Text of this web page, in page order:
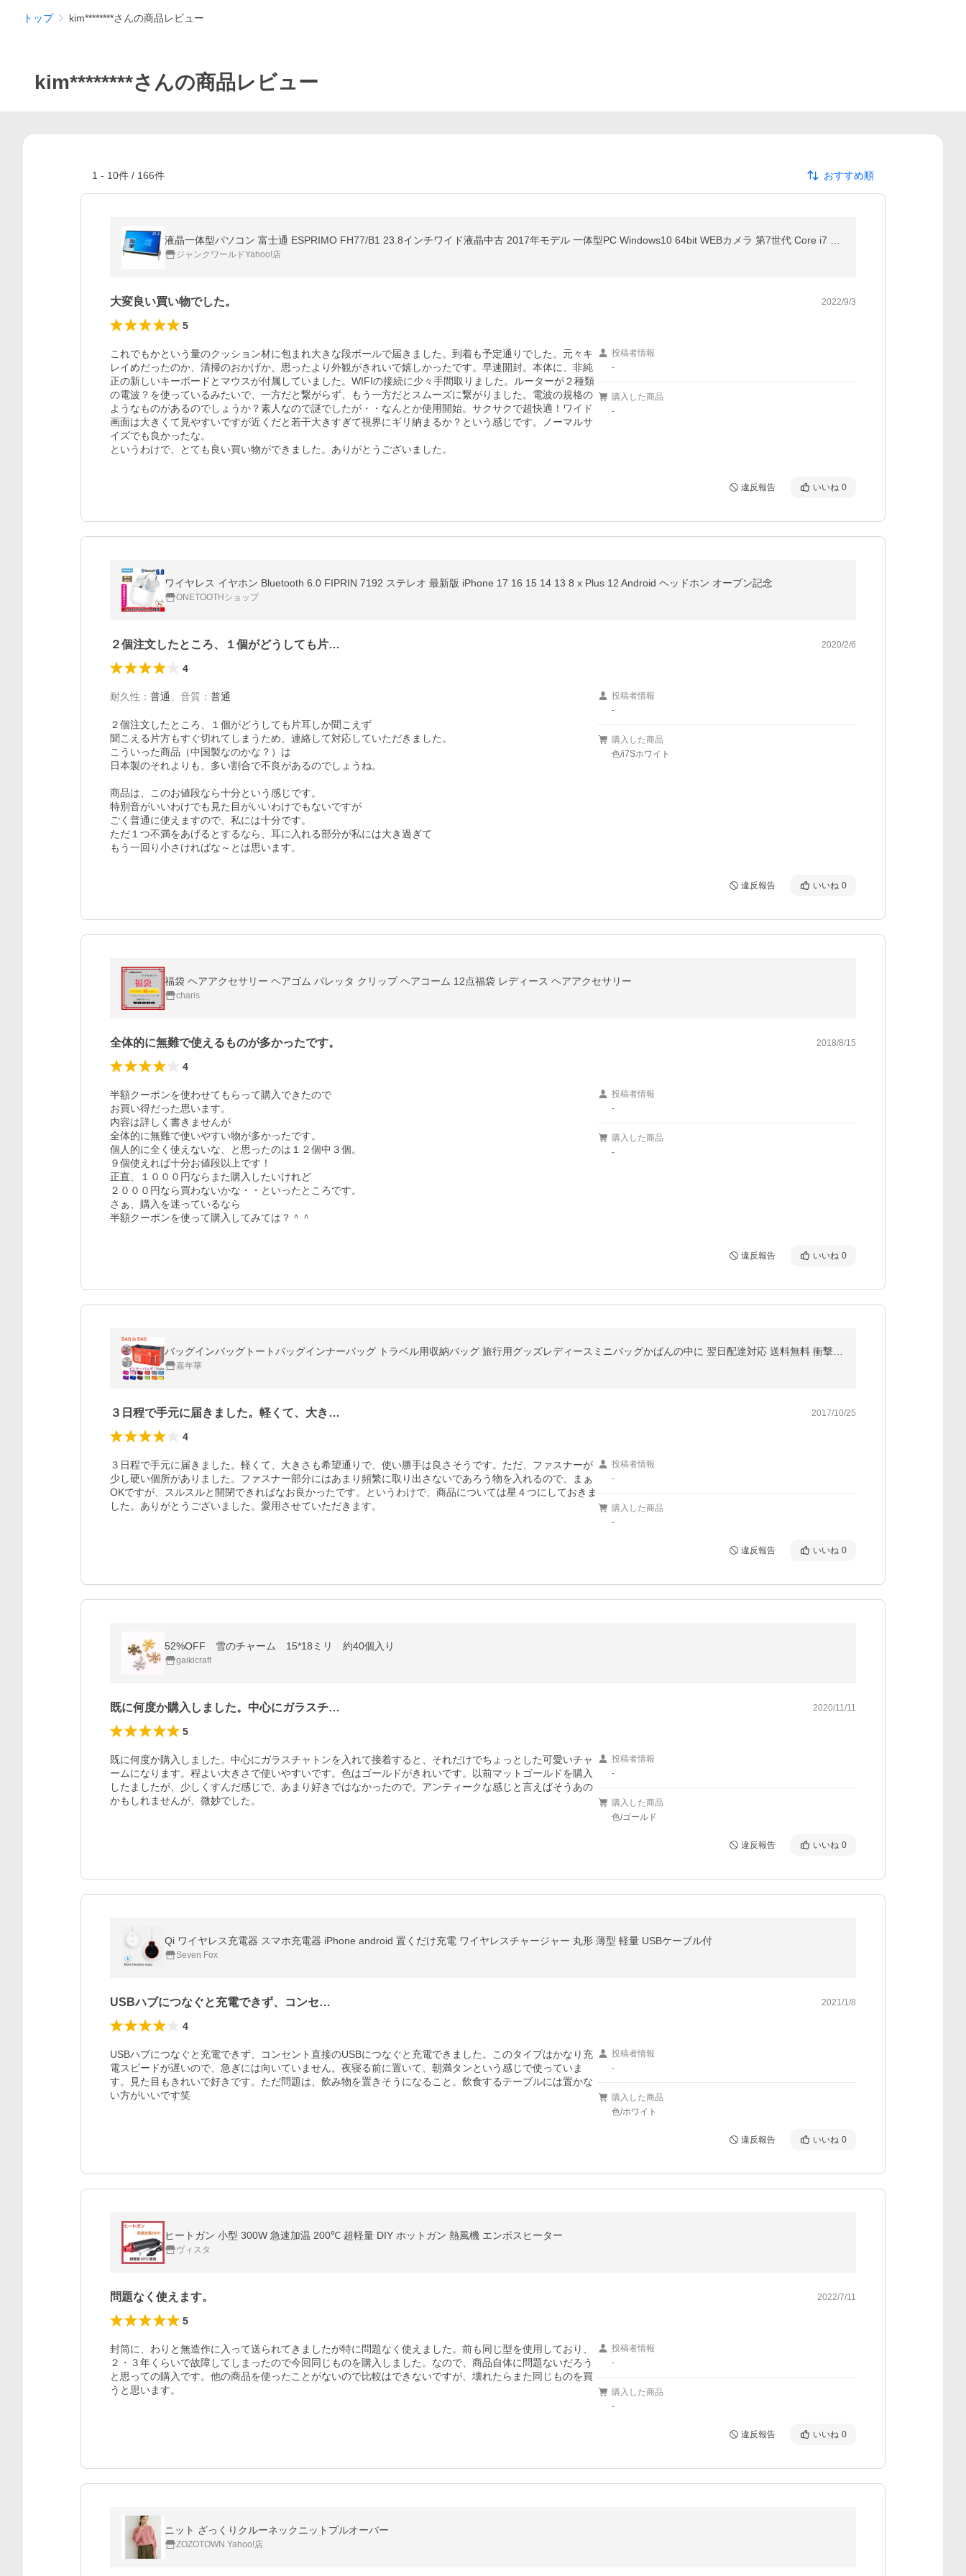
トップ kim********さんの商品レビュー
kim********さんの商品レビュー
1 - 10件 / 166件 おすすめ順
ジャンクワールドYahoo!店
大変良い買い物でした。 2022/9/3
5
これでもかという量のクッション材に包まれ大きな段ボールで届きました。到着も予定通りでした。元々キ
レイめだったのか、清掃のおかげか、思ったより外観がきれいで嬉しかったです。早速開封。本体に、非純
正の新しいキーボードとマウスが付属していました。WIFIの接続に少々手間取りました。ルーターが２種類
の電波？を使っているみたいで、一方だと繋がらず、もう一方だとスムーズに繋がりました。電波の規格の
ようなものがあるのでしょうか？素人なので謎でしたが・・なんとか使用開始。サクサクで超快適！ワイド
画面は大きくて見やすいですが近くだと若干大きすぎて視界にギリ納まるか？という感じです。ノーマルサ
イズでも良かったな。
投稿者情報
-
購入した商品
-
違反報告 いいね 0
ワイヤレス イヤホン Bluetooth 6.0 FIPRIN 7192 ステレオ 最新版 iPhone 17 16 15 14 13 8 x Plus 12 Android ヘッドホン オープン記念
ONETOOTHショップ
２個注文したところ、１個がどうしても片… 2020/2/6
4
耐久性 ： 普通 音質 ： 普通
２個注文したところ、１個がどうしても片耳しか聞こえず
聞こえる片方もすぐ切れてしまうため、連絡して対応していただきました。
こういった商品（中国製なのかな？）は
日本製のそれよりも、多い割合で不良があるのでしょうね。
商品は、このお値段なら十分という感じです。
特別音がいいわけでも見た目がいいわけでもないですが
ごく普通に使えますので、私には十分です。
ただ１つ不満をあげるとするなら、耳に入れる部分が私には大き過ぎて
もう一回り小さければな～とは思います。
投稿者情報
-
購入した商品
色/i7Sホワイト
違反報告 いいね 0
福袋 ヘアアクセサリー ヘアゴム バレッタ クリップ ヘアコーム 12点福袋 レディース ヘアアクセサリー
charis
全体的に無難で使えるものが多かったです。 2018/8/15
4
半額クーポンを使わせてもらって購入できたので
お買い得だった思います。
内容は詳しく書きませんが
全体的に無難で使いやすい物が多かったです。
個人的に全く使えないな、と思ったのは１２個中３個。
９個使えれば十分お値段以上です！
正直、１０００円ならまた購入したいけれど
２０００円なら買わないかな・・といったところです。
さぁ、購入を迷っているなら
半額クーポンを使って購入してみては？＾＾
投稿者情報
-
購入した商品
-
違反報告 いいね 0
嘉年華
３日程で手元に届きました。軽くて、大き… 2017/10/25
4
３日程で手元に届きました。軽くて、大きさも希望通りで、使い勝手は良さそうです。ただ、ファスナーが
少し硬い個所がありました。ファスナー部分にはあまり頻繁に取り出さないであろう物を入れるので、まぁ
OKですが、スルスルと開閉できればなお良かったです。というわけで、商品については星４つにしておきま
した。ありがとうございました。愛用させていただきます。
投稿者情報
-
購入した商品
-
違反報告 いいね 0
52%OFF 雪のチャーム 15*18ミリ 約40個入り
gaikicraft
既に何度か購入しました。中心にガラスチ… 2020/11/11
5
既に何度か購入しました。中心にガラスチャトンを入れて接着すると、それだけでちょっとした可愛いチャ
ームになります。程よい大きさで使いやすいです。色はゴールドがきれいです。以前マットゴールドを購入
したましたが、少しくすんだ感じで、あまり好きではなかったので。アンティークな感じと言えばそうあの
かもしれませんが、微妙でした。
投稿者情報
-
購入した商品
色/ゴールド
違反報告 いいね 0
Qi ワイヤレス充電器 スマホ充電器 iPhone android 置くだけ充電 ワイヤレスチャージャー 丸形 薄型 軽量 USBケーブル付
Seven Fox
USBハブにつなぐと充電できず、コンセ… 2021/1/8
4
USBハブにつなぐと充電できず、コンセント直接のUSBにつなぐと充電できました。このタイプはかなり充
電スピードが遅いので、急ぎには向いていません。夜寝る前に置いて、朝満タンという感じで使っていま
す。見た目もきれいで好きです。ただ問題は、飲み物を置きそうになること。飲食するテーブルには置かな
い方がいいです笑
投稿者情報
-
購入した商品
色/ホワイト
違反報告 いいね 0
ヒートガン 小型 300W 急速加温 200℃ 超軽量 DIY ホットガン 熱風機 エンボスヒーター
ヴィスタ
問題なく使えます。 2022/7/11
5
封筒に、わりと無造作に入って送られてきましたが特に問題なく使えました。前も同じ型を使用しており、
２・３年くらいで故障してしまったので今回同じものを購入しました。なので、商品自体に問題ないだろう
と思っての購入です。他の商品を使ったことがないので比較はできないですが、壊れたらまた同じものを買
うと思います。
投稿者情報
-
購入した商品
-
違反報告 いいね 0
ニット ざっくりクルーネックニットプルオーバー
ZOZOTOWN Yahoo!店